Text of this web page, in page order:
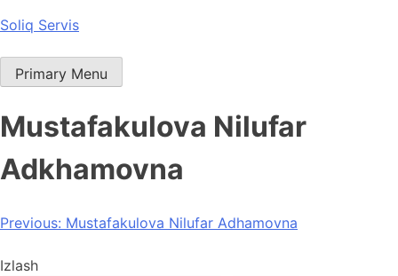
Skip
content
Soliq Servis
Primary Menu
Mustafakulova Nilufar
Adkhamovna
Post
menyusi
Previous: Mustafakulova Nilufar Adhamovna
Izlash